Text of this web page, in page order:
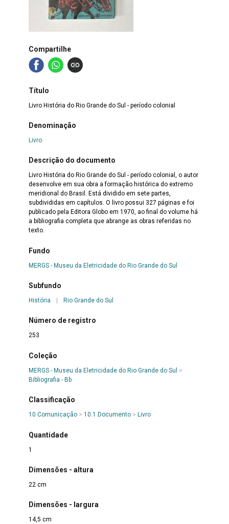
Compartilhe
Título
Livro História do Rio Grande do Sul - período colonial
Denominação
Livro
Descrição do documento
Livro História do Rio Grande do Sul - período colonial, o autor
desenvolve em sua obra a formação histórica do extremo
meridional do Brasil. Está dividido em sete partes,
subdivididas em capítulos. O livro possui 327 páginas e foi
publicado pela Editora Globo em 1970, ao final do volume há
a bibliografia completa que abrange as obras referidas no
texto.
Fundo
MERGS - Museu da Eletricidade do Rio Grande do Sul
Subfundo
História Rio Grande do Sul
Número de registro
253
Coleção
MERGS - Museu da Eletricidade do Rio Grande do Sul >
Bibliografia - Bb
Classificação
10 Comunicação> 10.1 Documento> Livro
Quantidade
1
Dimensões - altura
22 cm
Dimensões - largura
14,5 cm